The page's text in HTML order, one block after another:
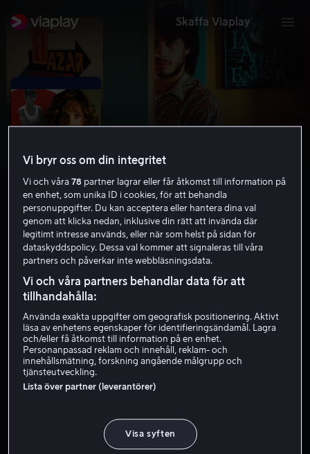
Skaffa Viaplay
Dålig uppfostran
HD
Hyr 49 kr
Köp 99 kr
frihetens vindar sveper genom Madrid efter Francos fall.
De känner varandra sedan de var elever vid en sträng
Vi bryr oss om din integritet
Vi och våra78 partner lagrar eller får åtkomst till information på
en enhet, som unika ID i cookies, för att behandla
personuppgifter. Du kan acceptera eller hantera dina val
genom att klicka nedan, inklusive din rätt att invända där
legitimt intresse används, eller när som helst på sidan för
dataskyddspolicy. Dessa val kommer att signaleras till våra
partners och påverkar inte webbläsningsdata.
Vi och våra partners behandlar data för att
tillhandahålla:
Använda exakta uppgifter om geografisk positionering. Aktivt
läsa av enhetens egenskaper för identifieringsändamål. Lagra
och/eller få åtkomst till information på en enhet.
Personanpassad reklam och innehåll, reklam- och
innehållsmätning, forskning angående målgrupp och
tjänsteutveckling.
Lista över partner (leverantörer)
Visa syften